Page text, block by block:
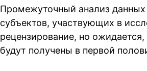
Промежуточный анализ
субъектов, участвующих в
рецензирование, но
будут получены в первой